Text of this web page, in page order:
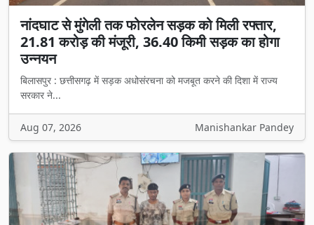
नांदघाट से मुंगेली तक फोरलेन सड़क को मिली रफ्तार,
21.81 करोड़ की मंजूरी, 36.40 किमी सड़क का होगा
उन्नयन
बिलासपुर : छत्तीसगढ़ में सड़क अधोसंरचना को मजबूत करने की दिशा में राज्य
सरकार ने...
Aug 07, 2026 Manishankar Pandey